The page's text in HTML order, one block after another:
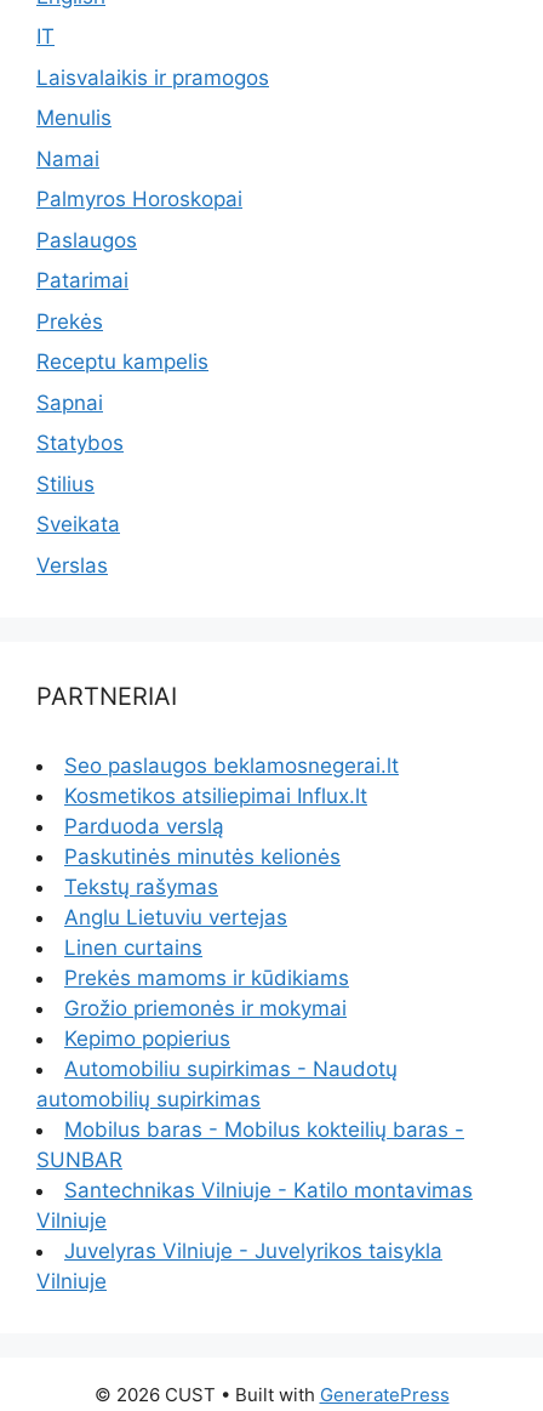
IT
Laisvalaikis ir pramogos
Menulis
Namai
Palmyros Horoskopai
Paslaugos
Patarimai
Prekės
Receptu kampelis
Sapnai
Statybos
Stilius
Sveikata
Verslas
PARTNERIAI
Seo paslaugos beklamosnegerai.lt
Kosmetikos atsiliepimai Influx.lt
Parduoda verslą
Paskutinės minutės kelionės
Tekstų rašymas
Anglu Lietuviu vertejas
Linen curtains
Prekės mamoms ir kūdikiams
Grožio priemonės ir mokymai
Kepimo popierius
Automobiliu supirkimas - Naudotų
automobilių supirkimas
Mobilus baras - Mobilus kokteilių baras -
SUNBAR
Santechnikas Vilniuje - Katilo montavimas
Vilniuje
Juvelyras Vilniuje - Juvelyrikos taisykla
Vilniuje
© 2026 CUST • Built with GeneratePress